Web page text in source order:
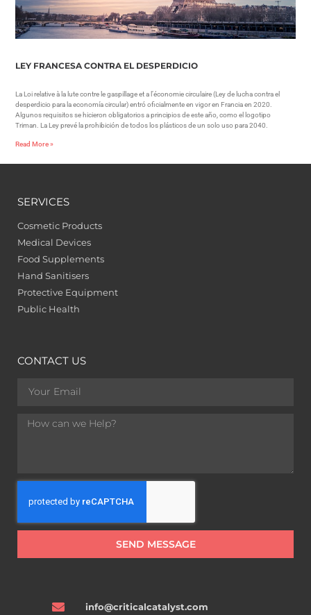
LEY FRANCESA CONTRA EL DESPERDICIO
La Loi relative à la lute contre le gaspillage et a l’économie circulaire (Ley de lucha contra el
desperdicio para la economía circular) entró oficialmente en vigor en Francia en 2020.
Algunos requisitos se hicieron obligatorios a principios de este año, como el logotipo
Triman. La Ley prevé la prohibición de todos los plásticos de un solo uso para 2040.
Read More »
SERVICES
Cosmetic Products
Medical Devices
Food Supplements
Hand Sanitisers
Protective Equipment
Public Health
CONTACT US
SEND MESSAGE
info@criticalcatalyst.com